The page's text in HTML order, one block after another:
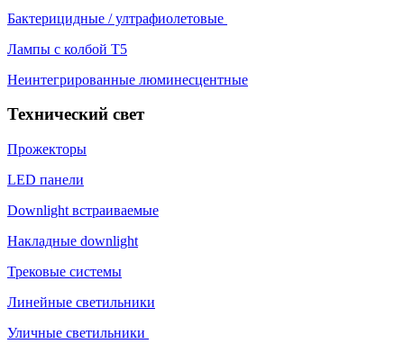
Бактерицидные / ултрафиолетовые
Лампы с колбой Т5
Неинтегрированные люминесцентные
Технический свет
Прожекторы
LED панели
Downlight встраиваемые
Накладные downlight
Трековые системы
Линейные светильники
Уличные светильники